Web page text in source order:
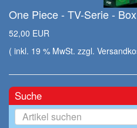
One Piece - TV-Serie -
52,00 EUR
( inkl. 19 % MwSt. zzgl.
Suche